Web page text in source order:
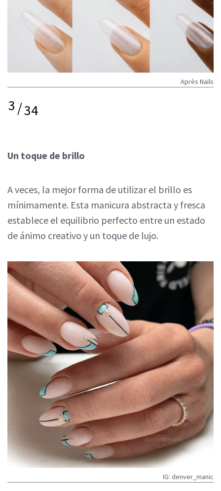
Après Nails
3/34
Un toque de brillo
A veces, la mejor forma de utilizar el brillo es
mínimamente. Esta manicura abstracta y fresca
establece el equilibrio perfecto entre un estado
de ánimo creativo y un toque de lujo.
IG: denver_manic